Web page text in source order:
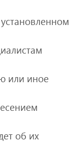
или иное
об их